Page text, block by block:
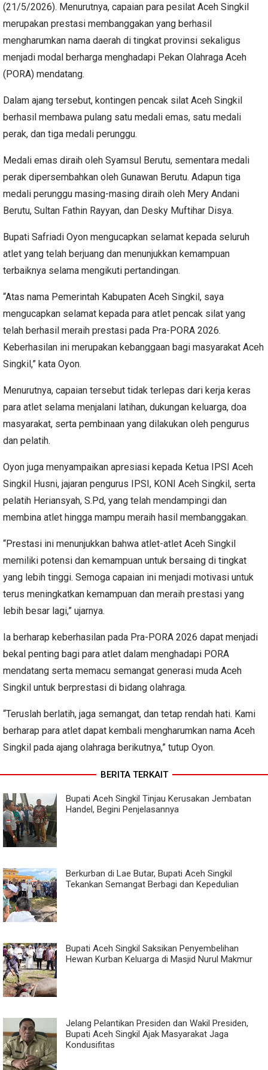
(21/5/2026). Menurutnya, capaian para pesilat Aceh Singkil
merupakan prestasi membanggakan yang berhasil
mengharumkan nama daerah di tingkat provinsi sekaligus
menjadi modal berharga menghadapi Pekan Olahraga Aceh
(PORA) mendatang.
Dalam ajang tersebut, kontingen pencak silat Aceh Singkil
berhasil membawa pulang satu medali emas, satu medali
perak, dan tiga medali perunggu.
Medali emas diraih oleh Syamsul Berutu, sementara medali
perak dipersembahkan oleh Gunawan Berutu. Adapun tiga
medali perunggu masing-masing diraih oleh Mery Andani
Berutu, Sultan Fathin Rayyan, dan Desky Muftihar Disya.
Bupati Safriadi Oyon mengucapkan selamat kepada seluruh
atlet yang telah berjuang dan menunjukkan kemampuan
terbaiknya selama mengikuti pertandingan.
“Atas nama Pemerintah Kabupaten Aceh Singkil, saya
mengucapkan selamat kepada para atlet pencak silat yang
telah berhasil meraih prestasi pada Pra-PORA 2026.
Keberhasilan ini merupakan kebanggaan bagi masyarakat Aceh
Singkil,” kata Oyon.
Menurutnya, capaian tersebut tidak terlepas dari kerja keras
para atlet selama menjalani latihan, dukungan keluarga, doa
masyarakat, serta pembinaan yang dilakukan oleh pengurus
dan pelatih.
Oyon juga menyampaikan apresiasi kepada Ketua IPSI Aceh
Singkil Husni, jajaran pengurus IPSI, KONI Aceh Singkil, serta
pelatih Heriansyah, S.Pd, yang telah mendampingi dan
membina atlet hingga mampu meraih hasil membanggakan.
“Prestasi ini menunjukkan bahwa atlet-atlet Aceh Singkil
memiliki potensi dan kemampuan untuk bersaing di tingkat
yang lebih tinggi. Semoga capaian ini menjadi motivasi untuk
terus meningkatkan kemampuan dan meraih prestasi yang
lebih besar lagi,” ujarnya.
Ia berharap keberhasilan pada Pra-PORA 2026 dapat menjadi
bekal penting bagi para atlet dalam menghadapi PORA
mendatang serta memacu semangat generasi muda Aceh
Singkil untuk berprestasi di bidang olahraga.
“Teruslah berlatih, jaga semangat, dan tetap rendah hati. Kami
berharap para atlet dapat kembali mengharumkan nama Aceh
Singkil pada ajang olahraga berikutnya,” tutup Oyon.
BERITA TERKAIT
Bupati Aceh Singkil Tinjau Kerusakan Jembatan
Handel, Begini Penjelasannya
Berkurban di Lae Butar, Bupati Aceh Singkil
Tekankan Semangat Berbagi dan Kepedulian
Bupati Aceh Singkil Saksikan Penyembelihan
Hewan Kurban Keluarga di Masjid Nurul Makmur
Jelang Pelantikan Presiden dan Wakil Presiden,
Bupati Aceh Singkil Ajak Masyarakat Jaga
Kondusifitas